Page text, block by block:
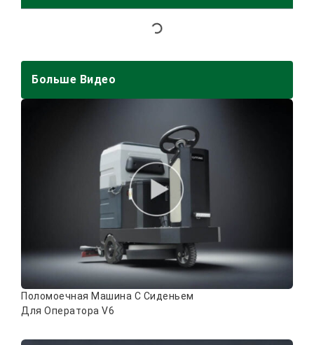
Больше Видео
Поломоечная Машина С Сиденьем
Для Оператора V6